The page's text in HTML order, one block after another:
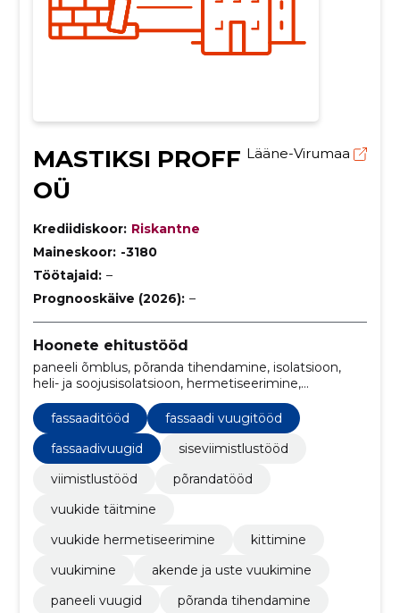
MASTIKSI PROFF
OÜ
Lääne-Virumaa
Krediidiskoor: Riskantne
Maineskoor: -3180
Töötajaid: –
Prognooskäive (2026): –
Hoonete ehitustööd
paneeli õmblus, põranda tihendamine, isolatsioon,
heli- ja soojusisolatsioon, hermetiseerimine,
täide, deformatsioonvuuk, remontvuuk
fassaaditööd
fassaadi vuugitööd
fassaadivuugid
siseviimistlustööd
viimistlustööd
põrandatööd
vuukide täitmine
vuukide hermetiseerimine
kittimine
vuukimine
akende ja uste vuukimine
paneeli vuugid
põranda tihendamine